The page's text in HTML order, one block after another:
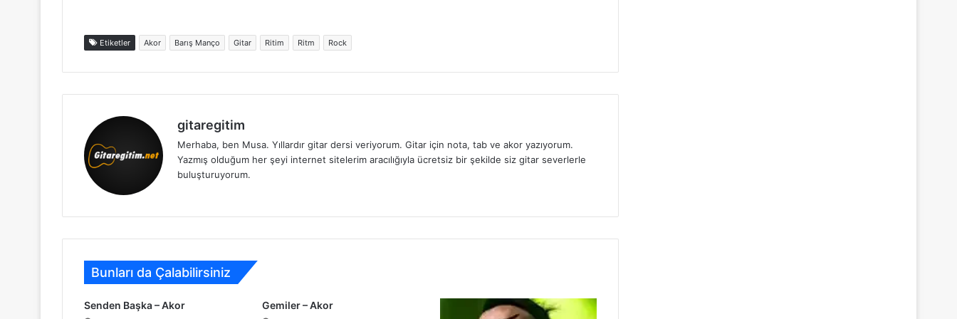
Etiketler Akor Barış Manço Gitar Ritim Ritm Rock
gitaregitim
Merhaba, ben Musa. Yıllardır gitar dersi veriyorum. Gitar için nota, tab ve akor yazıyorum.
Yazmış olduğum her şeyi internet sitelerim aracılığıyla ücretsiz bir şekilde siz gitar severlerle
buluşturuyorum.
Bunları da Çalabilirsiniz
Senden Başka – Akor Gemiler – Akor